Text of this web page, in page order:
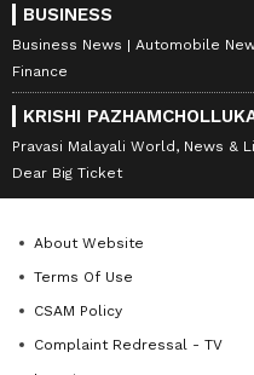
BUSINESS
Business News Automobile
Finance
KRISHI
Pravasi Malayali World, News &
Dear Big Ticket
About Website
Terms Of Use
CSAM Policy
Complaint Redressal - TV